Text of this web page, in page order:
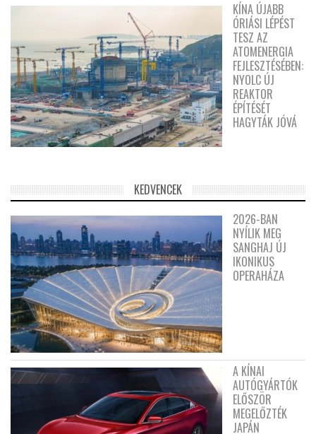
KÍNA ÚJABB
ÓRIÁSI LÉPÉST
TESZ AZ
ATOMENERGIA
FEJLESZTÉSÉBEN:
NYOLC ÚJ
REAKTOR
ÉPÍTÉSÉT
HAGYTÁK JÓVÁ
KEDVENCEK
2026-BAN
NYÍLIK MEG
SANGHAJ ÚJ
IKONIKUS
OPERAHÁZA
A KÍNAI
AUTÓGYÁRTÓK
ELŐSZÖR
MEGELŐZTÉK
JAPÁN